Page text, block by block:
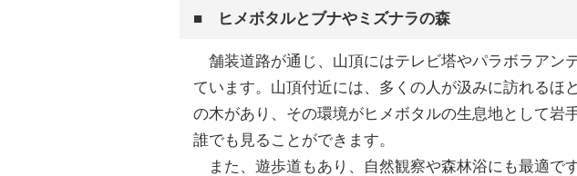
■ ヒメボタルとブナやミズナラの森
舗装道路が通じ、山頂にはテレビ塔やパラボラアン
ています。山頂付近には、多くの人が汲みに訪れるほ
の木があり、その環境がヒメボタルの生息地として岩
誰でも見ることができます。
また、遊歩道もあり、自然観察や森林浴にも最適です